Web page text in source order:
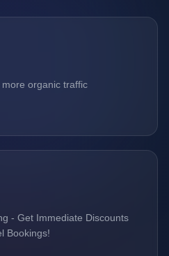
organic traffic
- Get Immediate Discounts
Bookings!